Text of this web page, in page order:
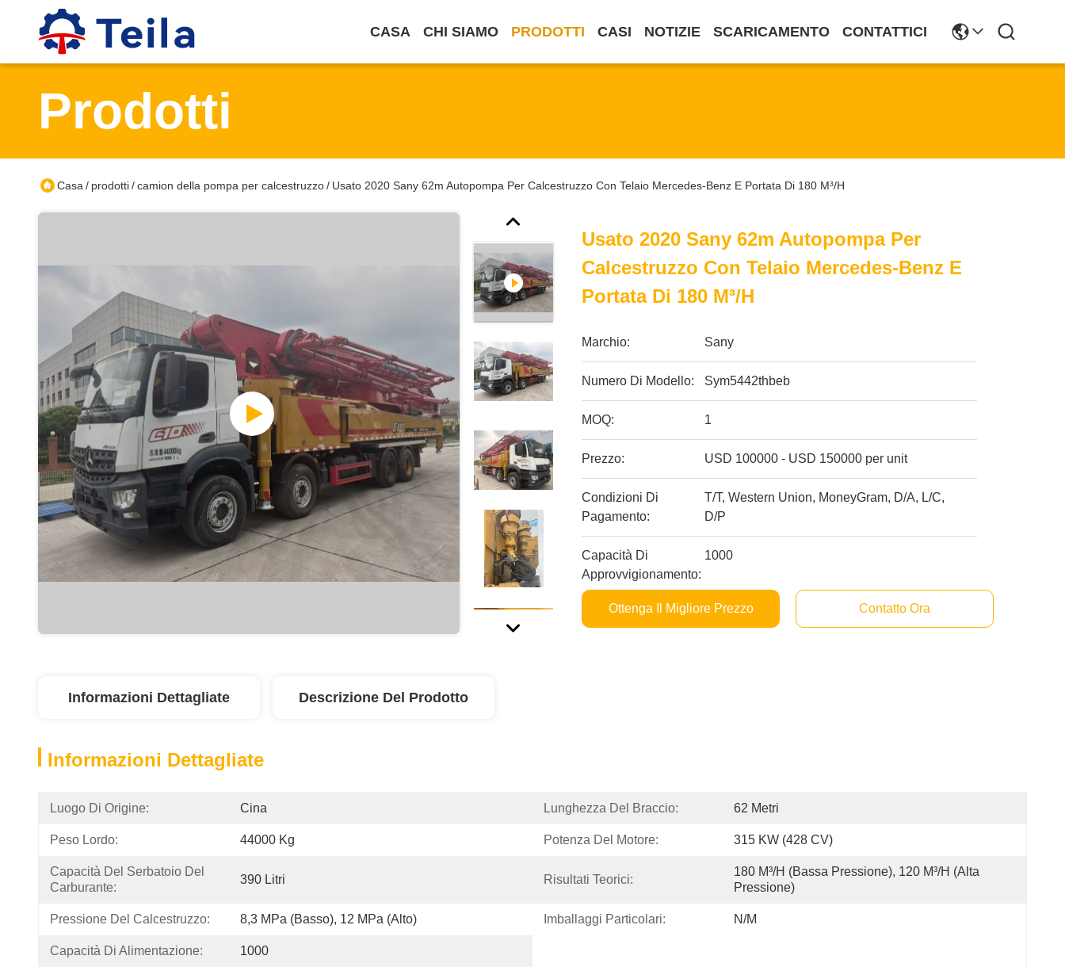
CASA CHI SIAMO PRODOTTI CASI NOTIZIE SCARICAMENTO CONTATTICI
Prodotti
Casa / prodotti/camion della pompa per calcestruzzo/ Usato 2020 Sany 62m Autopompa Per Calcestruzzo Con Telaio Mercedes-Benz E Portata Di 180 M³/h
Usato 2020 Sany 62m Autopompa Per
Calcestruzzo Con Telaio Mercedes-Benz E
Portata Di 180 M³/h
Marchio: Sany
Numero Di Modello: Sym5442thbeb
MOQ: 1
Prezzo: USD 100000 - USD 150000 per unit
Condizioni Di
Pagamento:
T/T, Western Union, MoneyGram, D/A, L/C,
D/P
Capacità Di
Approvvigionamento:
1000
Ottenga Il Migliore Prezzo Contatto Ora
Informazioni Dettagliate Descrizione Del Prodotto
Informazioni Dettagliate
Luogo Di Origine: Cina Lunghezza Del Braccio: 62 Metri
Peso Lordo: 44000 Kg Potenza Del Motore: 315 KW (428 CV)
Capacità Del Serbatoio Del
Carburante:
390 Litri Risultati Teorici:
180 M³/h (bassa Pressione), 120 M³/h (alta
Pressione)
Pressione Del Calcestruzzo: 8,3 MPa (Basso), 12 MPa (Alto) Imballaggi Particolari: N/M
Capacità Di Alimentazione: 1000